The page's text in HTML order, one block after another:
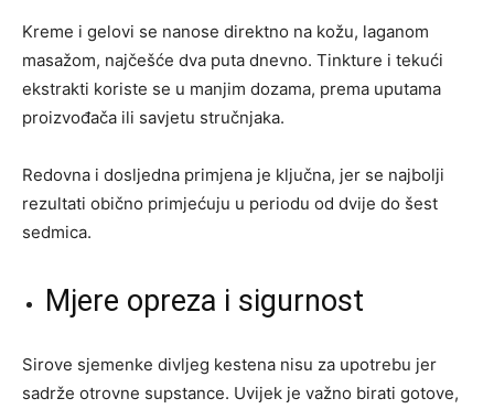
Kreme i gelovi se nanose direktno na kožu, laganom
masažom, najčešće dva puta dnevno. Tinkture i tekući
ekstrakti koriste se u manjim dozama, prema uputama
proizvođača ili savjetu stručnjaka.
Redovna i dosljedna primjena je ključna, jer se najbolji
rezultati obično primjećuju u periodu od dvije do šest
sedmica.
Mjere opreza i sigurnost
Sirove sjemenke divljeg kestena nisu za upotrebu jer
sadrže otrovne supstance. Uvijek je važno birati gotove,